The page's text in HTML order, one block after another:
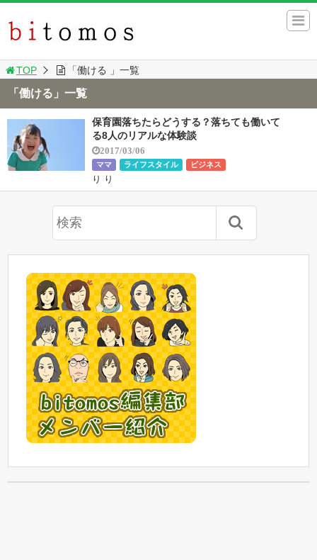
TOP 「働ける 」一覧
「働ける」一覧
保育園落ちたらどうする？落ちても働いて
る8人のリアルな体験談
2017/03/06
ママ ライフスタイル ビジネス
り り